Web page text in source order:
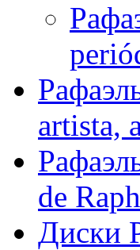
artista,
de
Диски